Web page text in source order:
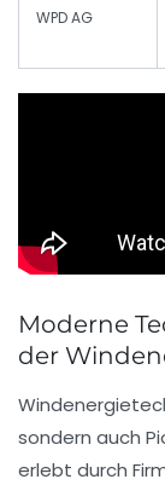
WPD AG
Moderne
der
sondern auch
erlebt durch